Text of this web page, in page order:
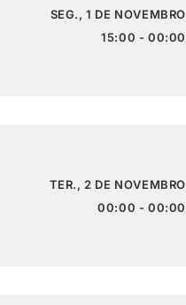
SEG., 1 DE NOVEMBRO
15:00 - 00:00
TER., 2 DE NOVEMBRO
00:00 - 00:00